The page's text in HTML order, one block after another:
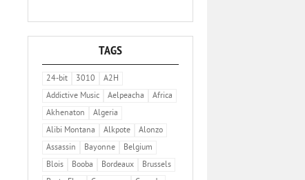
TAGS
24-bit 3010
A2H
Addictive Music
Aelpeacha
Africa
Akhenaton
Algeria
Alibi Montana
Alkpote
Alonzo
Assassin
Bayonne
Belgium
Blois
Booba Bordeaux
Brussels